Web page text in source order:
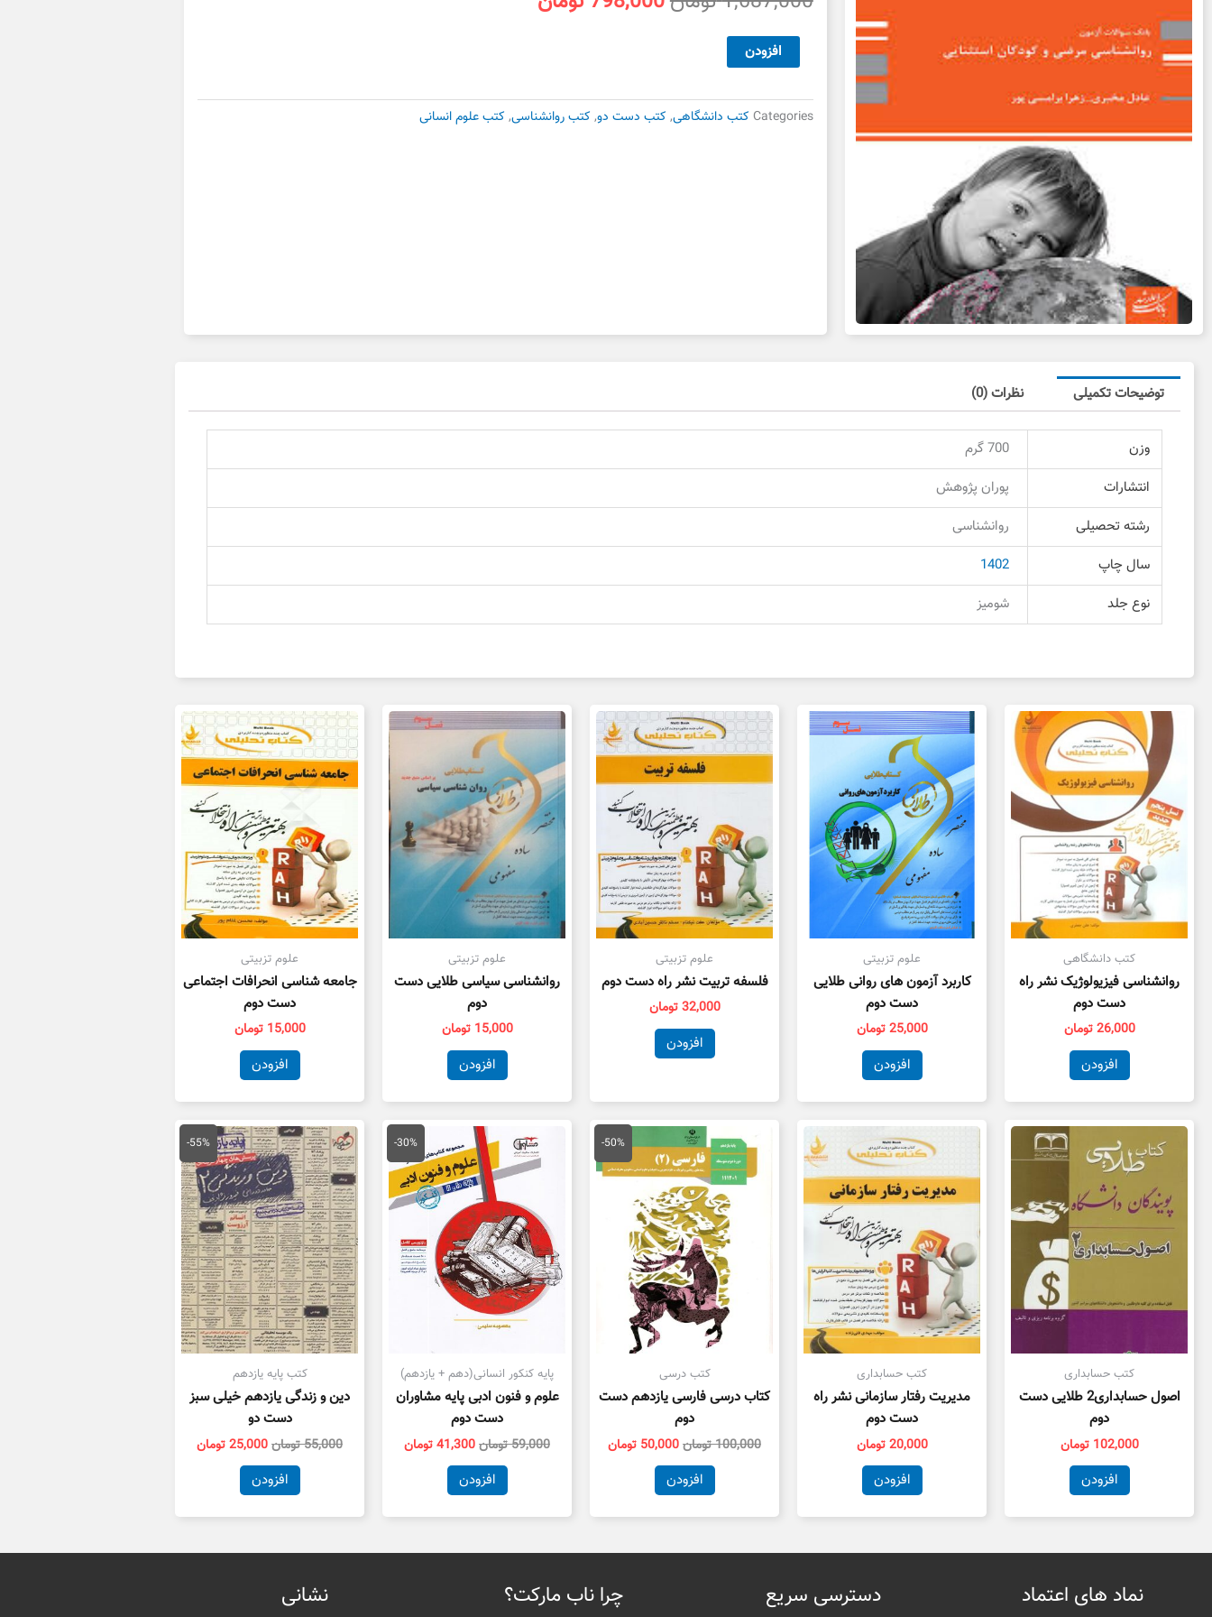
روانشناسی
و
افزودن
Categories کتب دانشگاهی, کتب دست دو, کتب روانشناسی, کتب علوم انسانی
توضیحات تکمیلی نظرات (0)
وزن
700 گرم
انتشارات
پوران پژوهش
رشته تحصیلی
روانشناسی
سال چاپ
1402
نوع جلد
شومیز
کتب دانشگاهی
روانشناسی فیزیولوژیک نشر راه
دست دوم
26,000 تومان
افزودن
علوم تزبیتی
کاربرد آزمون های روانی طلایی
دست دوم
25,000 تومان
افزودن
علوم تزبیتی
فلسفه تربیت نشر راه دست دوم
32,000 تومان
افزودن
علوم تزبیتی
روانشناسی سیاسی طلایی دست
دوم
15,000 تومان
افزودن
علوم تزبیتی
جامعه شناسی انحرافات اجتماعی
دست دوم
15,000 تومان
افزودن
کتب حسابداری
اصول حسابداری2 طلایی دست
دوم
102,000 تومان
افزودن
کتب حسابداری
مدیریت رفتار سازمانی نشر راه
دست دوم
20,000 تومان
افزودن
-50%
کتب درسی
کتاب درسی فارسی یازدهم دست
دوم
100,000تومان
قیمت
اصلی
100,000 تومان
بود.
50,000 تومان
قیمت
فعلی
50,000 تومان
است.
افزودن
-30%
پایه کنکور انسانی(دهم + یازدهم)
علوم و فنون ادبی پایه مشاوران
دست دوم
59,000تومان
قیمت
اصلی
59,000 تومان
بود.
41,300تومان
قیمت
فعلی
41,300 تومان
است.
افزودن
-55%
کتب پایه یازدهم
دین و زندگی یازدهم خیلی سبز
دست دو
55,000تومان
قیمت
اصلی
55,000 تومان
بود.
25,000تومان
قیمت
فعلی
است.
افزودن
نماد های اعتماد دسترسی سریع چرا ناب مارکت؟ نشانی